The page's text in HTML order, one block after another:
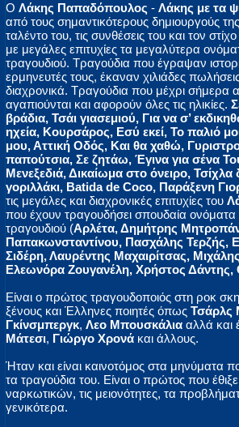
Ο Λάκης Παπαδόπουλος - Λάκης με τα
από τους σημαντικότερους δημιουργούς
ταλέντο του, τις συνθέσεις του και τον
με μεγάλες επιτυχίες τα μεγαλύτερα
τραγουδιού. Τραγούδια που έγραψαν
ερμηνευτές τους, έκαναν χιλιάδες
διαχρονικά. Τραγούδια που μέχρι σήμερα
αγαπιούνται και αφορούν όλες τις ηλικίες.
βράδια, Τσάι γιασεμιού, Για να σ’
ηχεία, Κουρσάρος, Εσύ εκεί, Το παλιό
μου, Αττική Οδός, Και θα χαθώ,
παπούτσια, Σε ζητάω, Έγινα για σένα
Μενεξεδιά, Δικαίωμα στο όνειρο,
γοριλλάκι, Batida de Coco, Παράξενη
τις μεγάλες και διαχρονικές επιτυχίες του
που έχουν τραγουδήσει σπουδαία ονόματα
τραγουδιού (Αρλέτα, Δημήτρης
Παπακωνσταντίνου, Πασχάλης Τερζής,
Σιδέρη, Λαυρέντης Μαχαιρίτσας,
Ελεωνόρα Ζουγανέλη, Χρήστος Δάντης,
Είναι ο πρώτος τραγουδοποιός στη ροκ
ξένους και Έλληνες ποιητές όπως Τσάρλς
Γκίνσμπεργκ, Λεο Μπουσκάλια αλλά και
Μάτεσι, Γιώργο Χρονά και άλλους.
Ήταν και είναι καινοτόμος στα μηνύματα
τα τραγούδια του. Είναι ο πρώτος που
ναρκωτικών, τις μειονότητες, τα
γενικότερα.